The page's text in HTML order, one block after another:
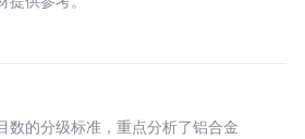
数的分级标准，重点分析了铝合金